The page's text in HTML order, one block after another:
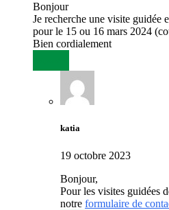
Bonjour
Je recherche une visite guidée
pour le 15 ou 16 mars 2024
Bien cordialement
katia
19 octobre 2023
Bonjour,
Pour les visites guidées
notre formulaire de